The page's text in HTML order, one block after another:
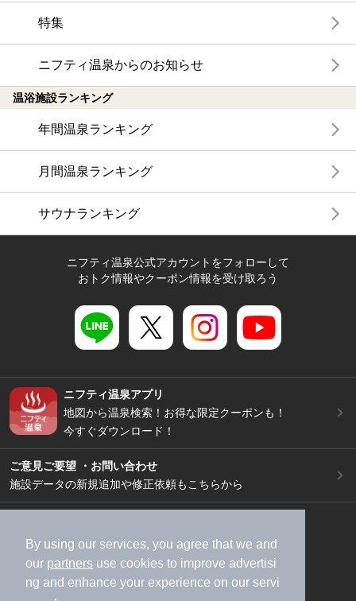
By using our services, you agree that we and
our partners use cookies to improve advertisi
ng and enhance your experience on our servi
特集
ニフティ温泉からのお知らせ
温浴施設ランキング
年間温泉ランキング
月間温泉ランキング
サウナランキング
ニフティ温泉公式アカウントをフォローして
おトク情報やクーポン情報を受け取ろう
ニフティ温泉アプリ
地図から温泉検索！お得な限定クーポンも！
今すぐダウンロード！
ご意見ご要望 ・お問い合わせ
施設データの新規追加や修正依頼もこちらから
加盟店募集（資料請求）
広告出稿のご案内
利用規約
ライフスタイルMEMBERS+規約
特定商取引法に基づく表記
ヘルプ 採用情報